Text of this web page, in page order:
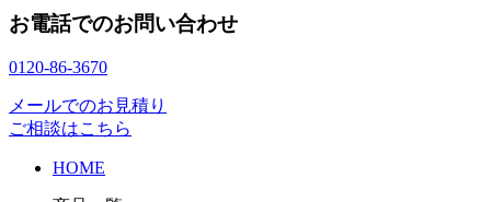
お電話でのお問い合わせ
0120-86-3670
メールでのお見積り
ご相談はこちら
HOME